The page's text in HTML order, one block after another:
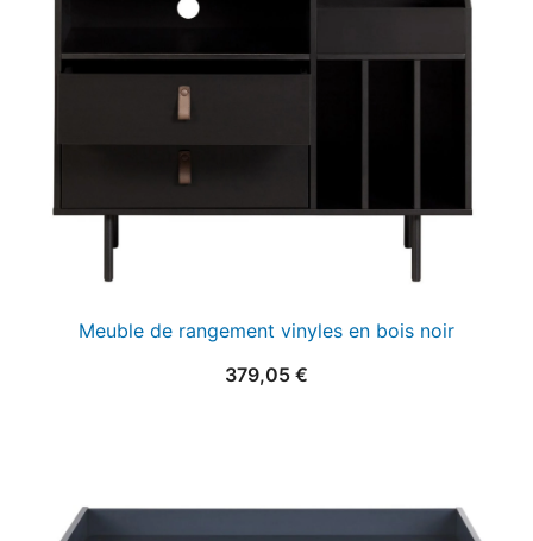
Meuble de rangement vinyles en bois noir
379,05 €